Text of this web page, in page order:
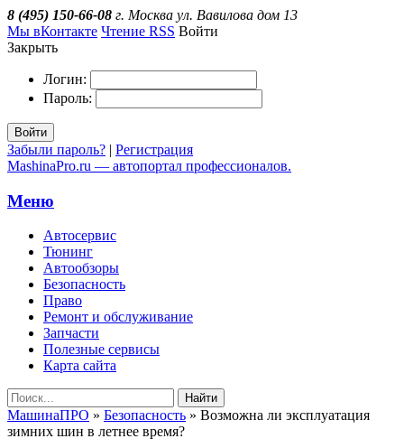
8 (495) 150-66-08 г. Москва ул. Вавилова дом 13
Мы вКонтакте Чтение RSS Войти
Закрыть
Логин:
Пароль:
Войти
Забыли пароль? | Регистрация
MashinaPro.ru — автопортал профессионалов.
Меню
Автосервис
Тюнинг
Автообзоры
Безопасность
Право
Ремонт и обслуживание
Запчасти
Полезные сервисы
Карта сайта
Найти
МашинаПРО » Безопасность » Возможна ли эксплуатация
зимних шин в летнее время?